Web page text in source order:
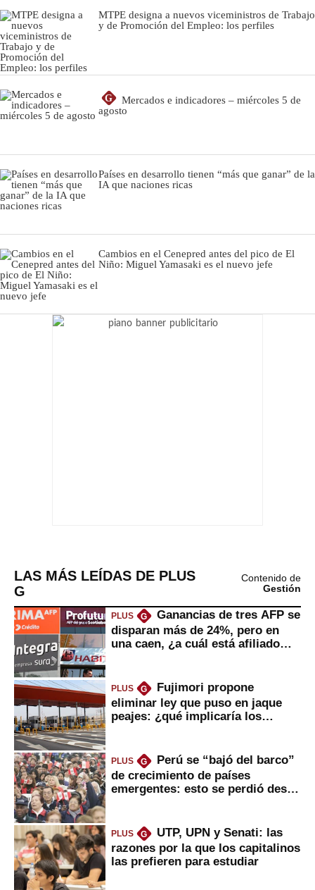
MTPE designa a nuevos viceministros de Trabajo
y de Promoción del Empleo: los perfiles
G
Mercados e indicadores – miércoles 5 de
agosto
Países en desarrollo tienen “más que ganar” de la
IA que naciones ricas
Cambios en el Cenepred antes del pico de El
Niño: Miguel Yamasaki es el nuevo jefe
LAS MÁS LEÍDAS DE PLUS
G
Contenido de
Gestión
PLUS G
Ganancias de tres AFP se
disparan más de 24%, pero en
una caen, ¿a cuál está afiliado
PLUS G
Fujimori propone
eliminar ley que puso en jaque
peajes: ¿qué implicaría los
PLUS G
Perú se “bajó del barco”
de crecimiento de países
emergentes: esto se perdió desde
PLUS G
UTP, UPN y Senati: las
razones por la que los capitalinos
las prefieren para estudiar